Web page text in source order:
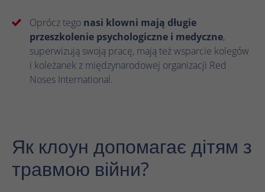
Oprócz tego nasi klowni mają długie
przeszkolenie psychologiczne i medyczne,
superwizują swoją pracę, mają też wsparcie kolegów
i koleżanek z międzynarodowej organizacji Red
Noses International.
Як клоун допомагає дітям з
травмою війни?